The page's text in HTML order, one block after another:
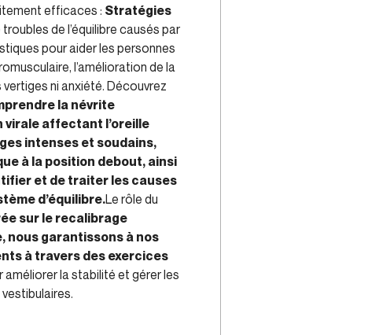
efficaces : Stratégies
de l’équilibre causés par
pour aider les personnes
l’amélioration de la
ni anxiété. Découvrez
la névrite
affectant l’oreille
intenses et soudains,
à la position debout, ainsi
et de traiter les causes
d’équilibre.Le rôle du
sur le recalibrage
nous garantissons à nos
à travers des exercices
améliorer la stabilité et gérer les